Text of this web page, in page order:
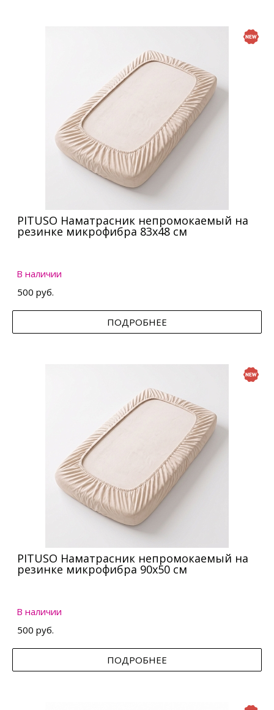
PITUSO Наматрасник непромокаемый на
резинке микрофибра 83х48 см
В наличии
500 руб.
ПОДРОБНЕЕ
PITUSO Наматрасник непромокаемый на
резинке микрофибра 90х50 см
В наличии
500 руб.
ПОДРОБНЕЕ